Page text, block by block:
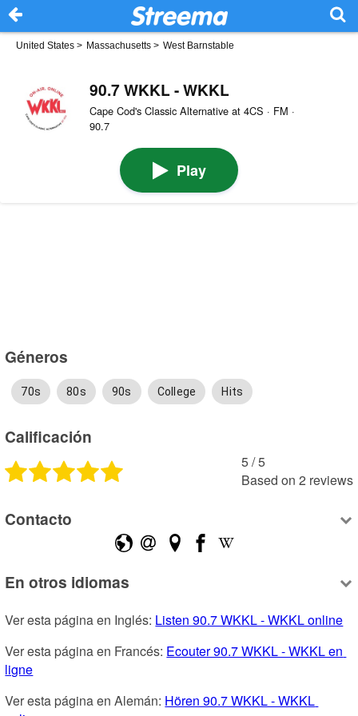
United States > Massachusetts > West Barnstable
90.7 WKKL - WKKL
Cape Cod's Classic Alternative at 4CS · FM ·
90.7
Play
Géneros
70s 80s 90s College Hits
Calificación
5 /5
Based on 2 reviews
Contacto
En otros idiomas
Ver esta página en Inglés: Listen 90.7 WKKL - WKKL online
Ver esta página en Francés: Ecouter 90.7 WKKL - WKKL en
ligne
Ver esta página en Alemán: Hören 90.7 WKKL - WKKL